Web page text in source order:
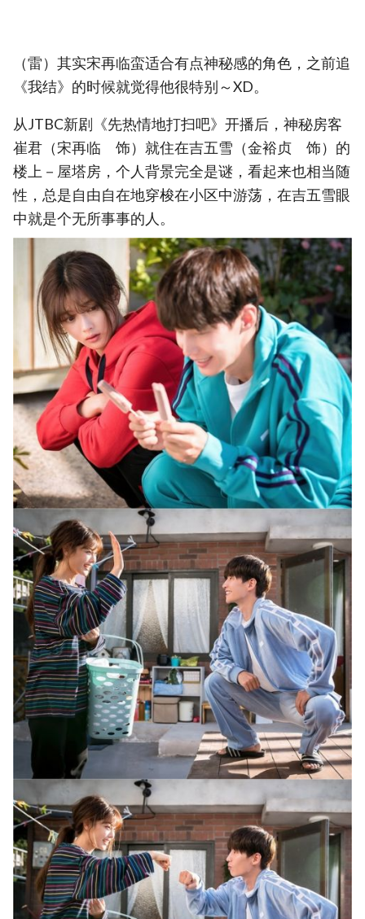
（雷）其实宋再临蛮适合有点神秘感的角色，之前追
《我结》的时候就觉得他很特别～XD。
从JTBC新剧《先热情地打扫吧》开播后，神秘房客
崔君（宋再临 饰）就住在吉五雪（金裕贞 饰）的
楼上－屋塔房，个人背景完全是谜，看起来也相当随
性，总是自由自在地穿梭在小区中游荡，在吉五雪眼
中就是个无所事事的人。